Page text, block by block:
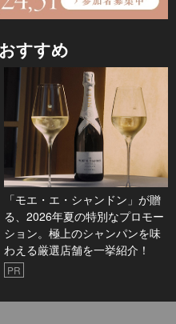
すすめ
「モエ・エ・シャンドン」が贈
る、2026年夏の特別なプロモー
ション。極上のシャンパンを味
わえる厳選店舗を一挙紹介！
PR